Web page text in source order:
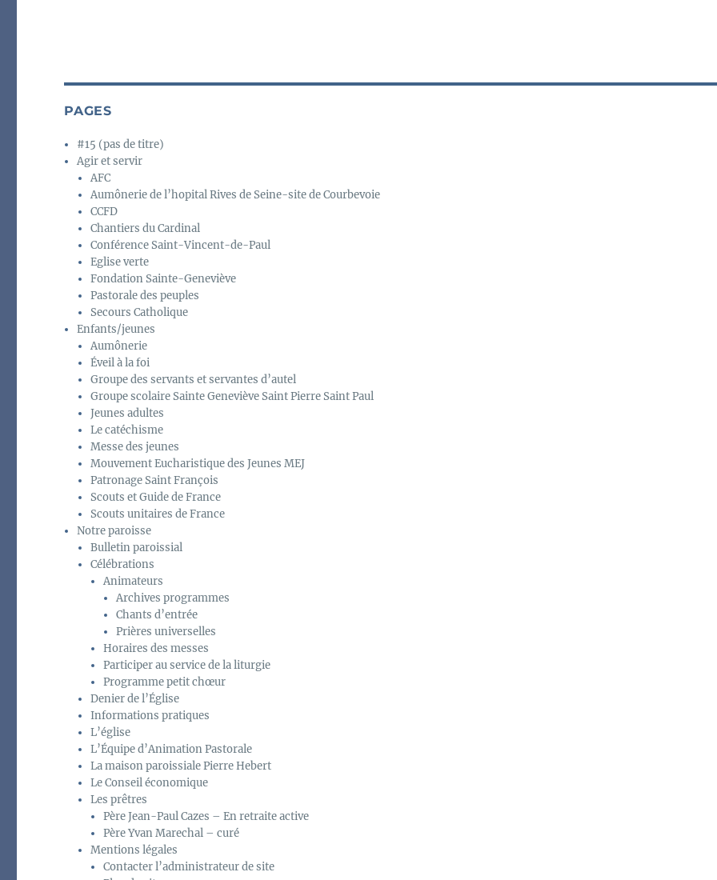
PAGES
#15 (pas de titre)
Agir et servir
AFC
Aumônerie de l’hopital Rives de Seine-site de Courbevoie
CCFD
Chantiers du Cardinal
Conférence Saint-Vincent-de-Paul
Eglise verte
Fondation Sainte-Geneviève
Pastorale des peuples
Secours Catholique
Enfants/jeunes
Aumônerie
Éveil à la foi
Groupe des servants et servantes d’autel
Groupe scolaire Sainte Geneviève Saint Pierre Saint Paul
Jeunes adultes
Le catéchisme
Messe des jeunes
Mouvement Eucharistique des Jeunes MEJ
Patronage Saint François
Scouts et Guide de France
Scouts unitaires de France
Notre paroisse
Bulletin paroissial
Célébrations
Animateurs
Archives programmes
Chants d’entrée
Prières universelles
Horaires des messes
Participer au service de la liturgie
Programme petit chœur
Denier de l’Église
Informations pratiques
L’église
L’Équipe d’Animation Pastorale
La maison paroissiale Pierre Hebert
Le Conseil économique
Les prêtres
Père Jean-Paul Cazes – En retraite active
Père Yvan Marechal – curé
Mentions légales
Contacter l’administrateur de site